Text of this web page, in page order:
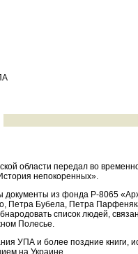
области передал во
непокоренных».
документы из фонда Р-8065
Петра Бубела, Петра
список людей,
Полесье.
УПА и более поздние книги,
на Украине.